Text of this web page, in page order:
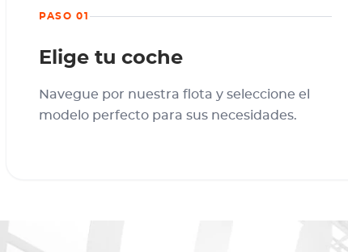
PASO 01
Elige tu coche
Navegue por nuestra flota y seleccione el
modelo perfecto para sus necesidades.